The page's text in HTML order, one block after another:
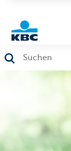
KBC